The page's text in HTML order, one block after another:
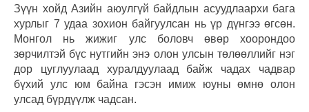
Зүүн хойд Азийн аюулгүй байдлын асуудлаархи бага
хурлыг 7 удаа зохион байгуулсан нь үр дүнгээ өгсөн.
Монгол нь жижиг улс боловч өвөр хоорондоо
зөрчилтэй бүс нутгийн энэ олон улсын төлөөллийг нэг
дор цуглуулаад хуралдуулаад байж чадах чадвар
бүхий улс юм байна гэсэн имиж юуны өмнө олон
улсад бүрдүүлж чадсан.